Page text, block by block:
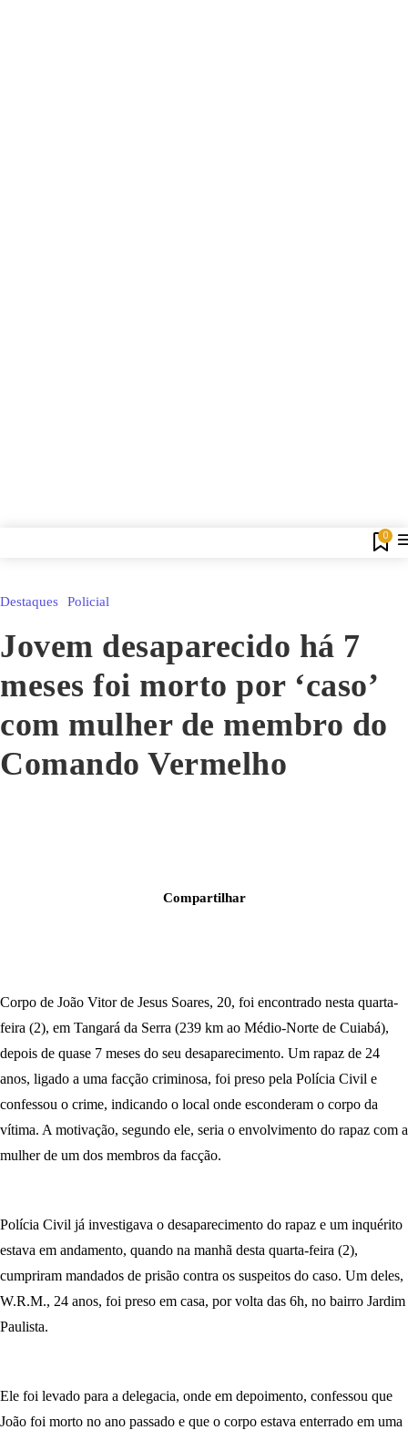
0
Destaques Policial
Jovem desaparecido há 7
meses foi morto por ‘caso’
com mulher de membro do
Comando Vermelho
Compartilhar
Corpo de João Vitor de Jesus Soares, 20, foi encontrado nesta quarta-
feira (2), em Tangará da Serra (239 km ao Médio-Norte de Cuiabá),
depois de quase 7 meses do seu desaparecimento. Um rapaz de 24
anos, ligado a uma facção criminosa, foi preso pela Polícia Civil e
confessou o crime, indicando o local onde esconderam o corpo da
vítima. A motivação, segundo ele, seria o envolvimento do rapaz com a
mulher de um dos membros da facção.
Polícia Civil já investigava o desaparecimento do rapaz e um inquérito
estava em andamento, quando na manhã desta quarta-feira (2),
cumpriram mandados de prisão contra os suspeitos do caso. Um deles,
W.R.M., 24 anos, foi preso em casa, por volta das 6h, no bairro Jardim
Paulista.
Ele foi levado para a delegacia, onde em depoimento, confessou que
João foi morto no ano passado e que o corpo estava enterrado em uma